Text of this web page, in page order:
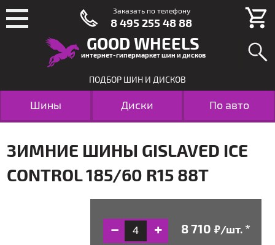
GOOD WHEELS
интернет-гипермаркет шин и дисков
ПОДБОР ШИН И ДИСКОВ
Шины Диски По авто
ЗИМНИЕ ШИНЫ GISLAVED ICE
CONTROL 185/60 R15 88T
руб./шт.
Заказать по телефону
8 495 255 48 88